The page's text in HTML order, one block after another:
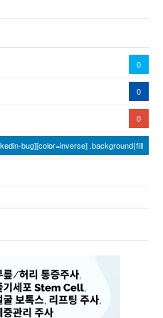
0
0
0
bug][color=inverse] .background{fill